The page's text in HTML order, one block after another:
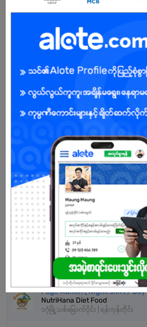
အခွင့်အရေးရှိသူ : ကျား/မ
သက်တမ်းကုန်သွားပါ
အကောင့်မရှိသေးဘူးလာ
နောက်ထပ်အလားတူအလုပ်များ
Admin Clerk
UC Star Company Limited
ဒဂုံမြို့သစ်မြောက်ပိုင်း | ရန်ကုန်တိုင်း
Page Admin ( Night shift /
NutriHana Diet Food
ဒဂုံမြို့သစ်မြောက်ပိုင်း | ရန်ကုန်တိုင်း